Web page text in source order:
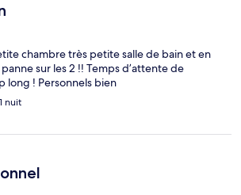
chambre très petite salle de bain et en
sur les 2 !! Temps d’attente de
long ! Personnels bien
nuit